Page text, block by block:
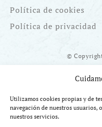
Utilizamos cookies propias y de
navegación de nuestros
nuestros servicios.
Política de cookies
Política de privacidad
©
Financiado por la UE Next